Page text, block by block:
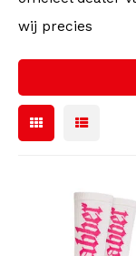
Broeken
Voetbalshirts
Sweaters &
Polsbandjes
Stickers
wij precies